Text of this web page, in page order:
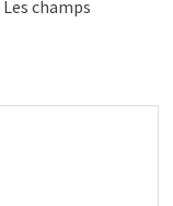
Les champs